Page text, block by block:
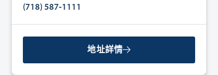
(718) 587-1111
地址詳情